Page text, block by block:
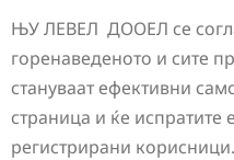
ЊУ ЛЕВЕЛ ДООЕЛ се
горенаведеното и сите
стануваат ефективни
страница и ќе испратите
регистрирани корисници.